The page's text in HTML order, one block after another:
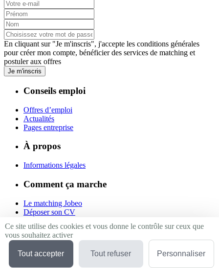
En cliquant sur "Je m'inscris", j'accepte les conditions générales
pour créer mon compte, bénéficier des services de matching et
postuler aux offres
Je m'inscris
Conseils emploi
Offres d’emploi
Actualités
Pages entreprise
À propos
Informations légales
Comment ça marche
Le matching Jobeo
Déposer son CV
Suivez-nous
Linkedin
Ce site utilise des cookies et vous donne le contrôle sur ceux que
vous souhaitez activer
Tout accepter Tout refuser Personnaliser